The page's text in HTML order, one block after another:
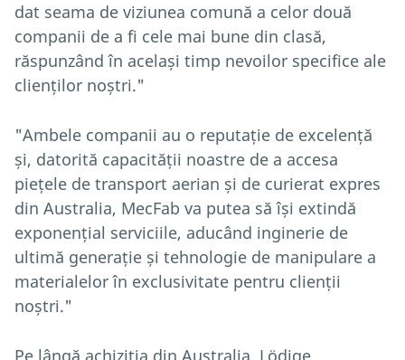
dat seama de viziunea comună a celor două
companii de a fi cele mai bune din clasă,
răspunzând în același timp nevoilor specifice ale
clienților noștri."
"Ambele companii au o reputație de excelență
și, datorită capacității noastre de a accesa
piețele de transport aerian și de curierat expres
din Australia, MecFab va putea să își extindă
exponențial serviciile, aducând inginerie de
ultimă generație și tehnologie de manipulare a
materialelor în exclusivitate pentru clienții
noștri."
Pe lângă achiziția din Australia, Lödige